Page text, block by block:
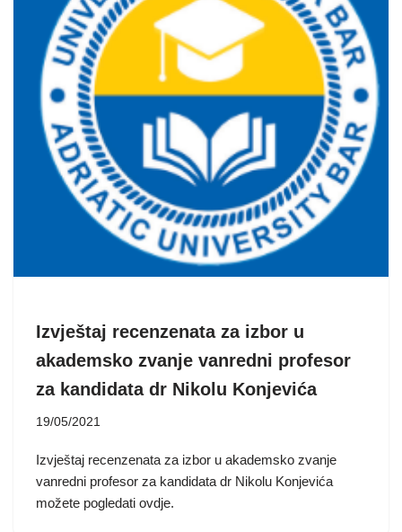
Izvještaj recenzenata za izbor u
akademsko zvanje vanredni profesor
za kandidata dr Nikolu Konjevića
19/05/2021
Izvještaj recenzenata za izbor u akademsko zvanje
vanredni profesor za kandidata dr Nikolu Konjevića
možete pogledati ovdje.